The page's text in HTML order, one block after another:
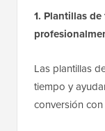
1. Plantillas
Las plantillas
tiempo y
conversión